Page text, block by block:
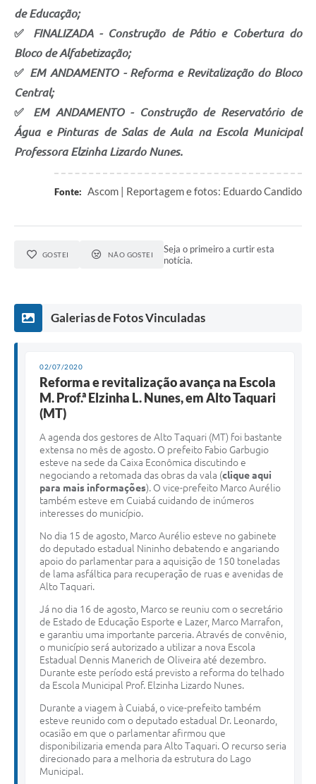
de Educação;
✅
FINALIZADA - Construção de Pátio e Cobertura do
Bloco de Alfabetização;
✅ EM ANDAMENTO - Reforma e Revitalização do Bloco
Central;
✅
EM ANDAMENTO - Construção de Reservatório de
Água e Pinturas de Salas de Aula na Escola Municipal
Professora Elzinha Lizardo Nunes.
Fonte: Ascom | Reportagem e fotos: Eduardo Candido
GOSTEI NÃO GOSTEI
Seja o primeiro a curtir esta
notícia.
Galerias de Fotos Vinculadas
02/07/2020
Reforma e revitalização avança na Escola
M. Prof.ª Elzinha L. Nunes, em Alto Taquari
(MT)
A agenda dos gestores de Alto Taquari (MT) foi bastante
extensa no mês de agosto. O prefeito Fabio Garbugio
esteve na sede da Caixa Econômica discutindo e
negociando a retomada das obras da vala (clique aqui
para mais informações). O vice-prefeito Marco Aurélio
também esteve em Cuiabá cuidando de inúmeros
interesses do município.
No dia 15 de agosto, Marco Aurélio esteve no gabinete
do deputado estadual Nininho debatendo e angariando
apoio do parlamentar para a aquisição de 150 toneladas
de lama asfáltica para recuperação de ruas e avenidas de
Alto Taquari.
Já no dia 16 de agosto, Marco se reuniu com o secretário
de Estado de Educação Esporte e Lazer, Marco Marrafon,
e garantiu uma importante parceria. Através de convênio,
o município será autorizado a utilizar a nova Escola
Estadual Dennis Manerich de Oliveira até dezembro.
Durante este período está previsto a reforma do telhado
da Escola Municipal Prof. Elzinha Lizardo Nunes.
Durante a viagem à Cuiabá, o vice-prefeito também
esteve reunido com o deputado estadual Dr. Leonardo,
ocasião em que o parlamentar afirmou que
disponibilizaria emenda para Alto Taquari. O recurso seria
direcionado para a melhoria da estrutura do Lago
Municipal.